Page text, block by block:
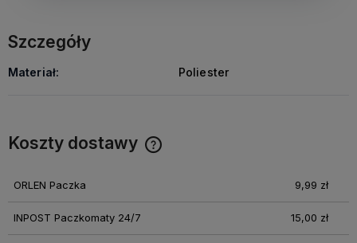
Szczegóły
Materiał: Poliester
Koszty dostawy
ORLEN Paczka 9,99 zł
INPOST Paczkomaty 24/7 15,00 zł